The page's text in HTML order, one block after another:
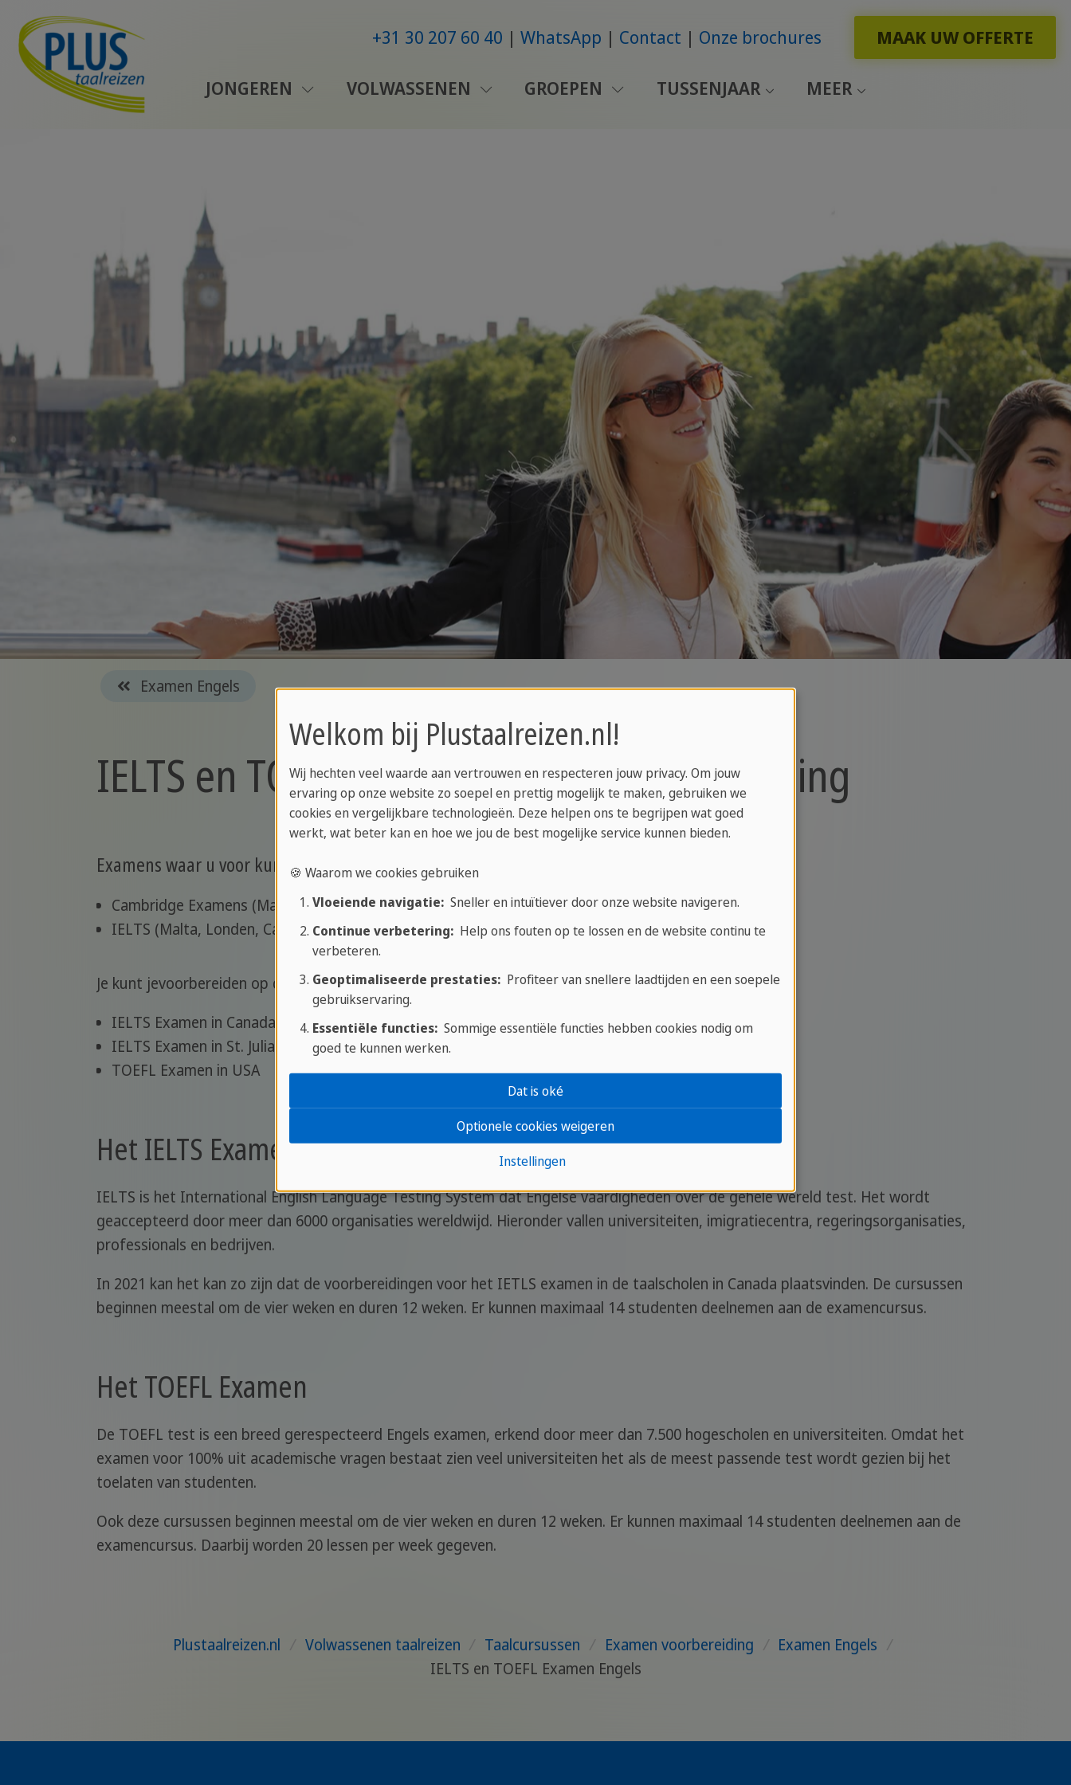
+31 30 207 60 40 WhatsApp Contact Onze brochures MAAK UW OFFERTE
JONGEREN VOLWASSENEN GROEPEN TUSSENJAAR MEER
Examen Engels
IELTS en TOEFL Engels Examenvoorbereiding
Examens waar u voor kunt studeren
Cambridge Examens (Malta, Londen)
IELTS (Malta, Londen, Canada) en TOEFL (Canada)
Je kunt jevoorbereiden op de volgende examens aan deze Sprachcaffe scholen:
IELTS Examen in Canada
IELTS Examen in St. Julians, Malta
TOEFL Examen in USA
Het IELTS Examen
IELTS is het International English Language Testing System dat Engelse vaardigheden over de gehele wereld test. Het wordt
geaccepteerd door meer dan 6000 organisaties wereldwijd. Hieronder vallen universiteiten, imigratiecentra, regeringsorganisaties,
professionals en bedrijven.
In 2021 kan het kan zo zijn dat de voorbereidingen voor het IETLS examen in de taalscholen in Canada plaatsvinden. De cursussen
beginnen meestal om de vier weken en duren 12 weken. Er kunnen maximaal 14 studenten deelnemen aan de examencursus.
Het TOEFL Examen
De TOEFL test is een breed gerespecteerd Engels examen, erkend door meer dan 7.500 hogescholen en universiteiten. Omdat het
examen voor 100% uit academische vragen bestaat zien veel universiteiten het als de meest passende test wordt gezien bij het
toelaten van studenten.
Ook deze cursussen beginnen meestal om de vier weken en duren 12 weken. Er kunnen maximaal 14 studenten deelnemen aan de
examencursus. Daarbij worden 20 lessen per week gegeven.
Plustaalreizen.nl Volwassenen taalreizen Taalcursussen / Examen voorbereiding / Examen Engels /
IELTS en TOEFL Examen Engels
Welkom bij Plustaalreizen.nl!
Wij hechten veel waarde aan vertrouwen en respecteren jouw privacy. Om jouw
ervaring op onze website zo soepel en prettig mogelijk te maken, gebruiken we
cookies en vergelijkbare technologieën. Deze helpen ons te begrijpen wat goed
werkt, wat beter kan en hoe we jou de best mogelijke service kunnen bieden.
🍪 Waarom we cookies gebruiken
Vloeiende navigatie:Sneller en intuïtiever door onze website navigeren.
Continue verbetering:Help ons fouten op te lossen en de website continu te
verbeteren.
Geoptimaliseerde prestaties:Profiteer van snellere laadtijden en een soepele
gebruikservaring.
Essentiële functies:Sommige essentiële functies hebben cookies nodig om
goed te kunnen werken.
Instellingen
Optionele cookies weigeren
Dat is oké